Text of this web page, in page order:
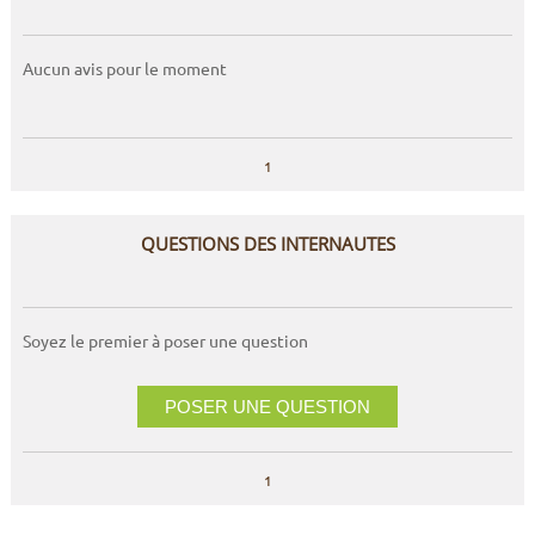
Aucun avis pour le moment
1
QUESTIONS DES INTERNAUTES
Soyez le premier à poser une question
POSER UNE QUESTION
1